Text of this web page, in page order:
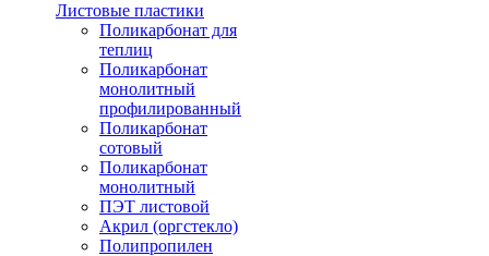
Листовые пластики
Поликарбонат для
теплиц
Поликарбонат
монолитный
профилированный
Поликарбонат
сотовый
Поликарбонат
монолитный
ПЭТ листовой
Акрил (оргстекло)
Полипропилен